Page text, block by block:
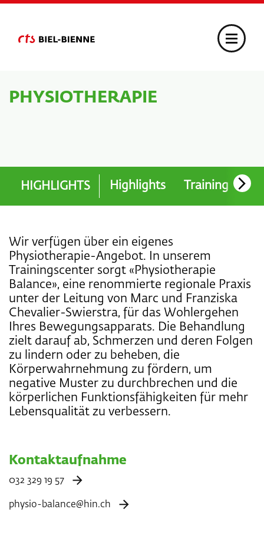
PHYSIOTHERAPIE
HIGHLIGHTS Highlights Training
Wir verfügen über ein eigenes
Physiotherapie-Angebot. In unserem
Trainingscenter sorgt «Physiotherapie
Balance», eine renommierte regionale Praxis
unter der Leitung von Marc und Franziska
Chevalier-Swierstra, für das Wohlergehen
Ihres Bewegungsapparats. Die Behandlung
zielt darauf ab, Schmerzen und deren Folgen
zu lindern oder zu beheben, die
Körperwahrnehmung zu fördern, um
negative Muster zu durchbrechen und die
körperlichen Funktionsfähigkeiten für mehr
Lebensqualität zu verbessern.
Kontaktaufnahme
032 329 19 57
physio-balance@hin.ch